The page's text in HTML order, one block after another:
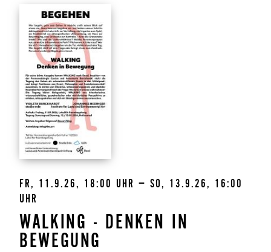
FR, 11.9.26, 18:00 UHR – SO, 13.9.26, 16:00
UHR
WALKING - DENKEN IN
BEWEGUNG